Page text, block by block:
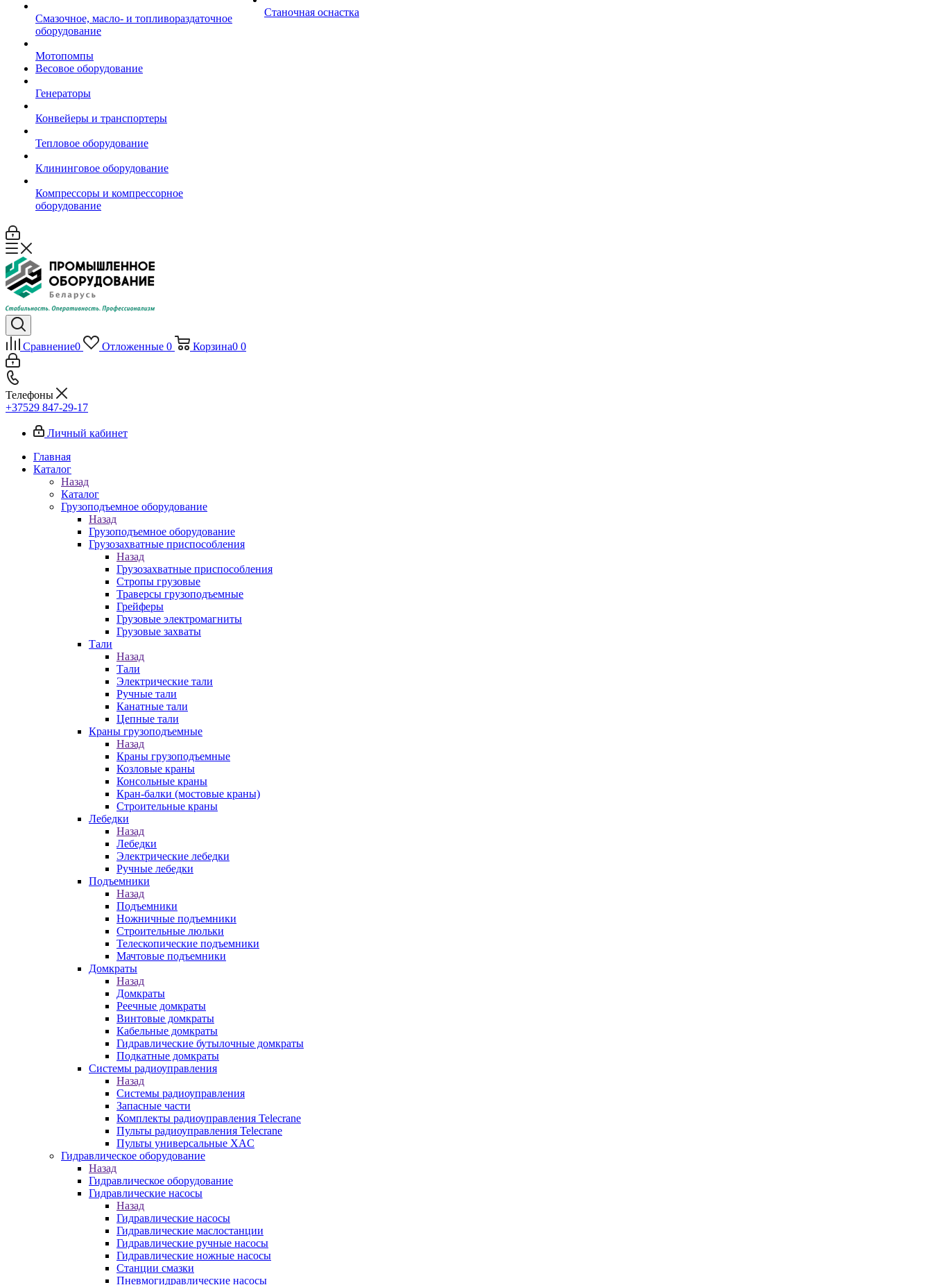
Смазочное, масло- и топливораздаточное
оборудование
Мотопомпы
Весовое оборудование
Генераторы
Конвейеры и транспортеры
Тепловое оборудование
Клининговое оборудование
Компрессоры и компрессорное
оборудование
Станочная оснастка
Сравнение0 Отложенные 0 Корзина0 0
Телефоны
+37529 847-29-17‬
Личный кабинет
Главная
Каталог
Назад
Каталог
Грузоподъемное оборудование
Назад
Грузоподъемное оборудование
Грузозахватные приспособления
Назад
Грузозахватные приспособления
Стропы грузовые
Траверсы грузоподъемные
Грейферы
Грузовые электромагниты
Грузовые захваты
Тали
Назад
Тали
Электрические тали
Ручные тали
Канатные тали
Цепные тали
Краны грузоподъемные
Назад
Краны грузоподъемные
Козловые краны
Консольные краны
Кран-балки (мостовые краны)
Строительные краны
Лебедки
Назад
Лебедки
Электрические лебедки
Ручные лебедки
Подъемники
Назад
Подъемники
Ножничные подъемники
Строительные люльки
Телескопические подъемники
Мачтовые подъемники
Домкраты
Назад
Домкраты
Реечные домкраты
Винтовые домкраты
Кабельные домкраты
Гидравлические бутылочные домкраты
Подкатные домкраты
Системы радиоуправления
Назад
Системы радиоуправления
Запасные части
Комплекты радиоуправления Telecrane
Пульты радиоуправления Telecrane
Пульты универсальные XAC
Гидравлическое оборудование
Назад
Гидравлическое оборудование
Гидравлические насосы
Назад
Гидравлические насосы
Гидравлические маслостанции
Гидравлические ручные насосы
Гидравлические ножные насосы
Станции смазки
Пневмогидравлические насосы